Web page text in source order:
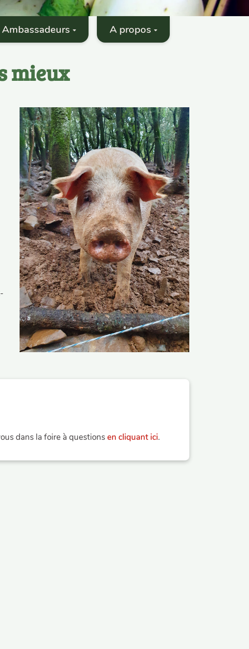
Ambassadeurs A propos
mieux
dans la foire à questionsen cliquant ici.